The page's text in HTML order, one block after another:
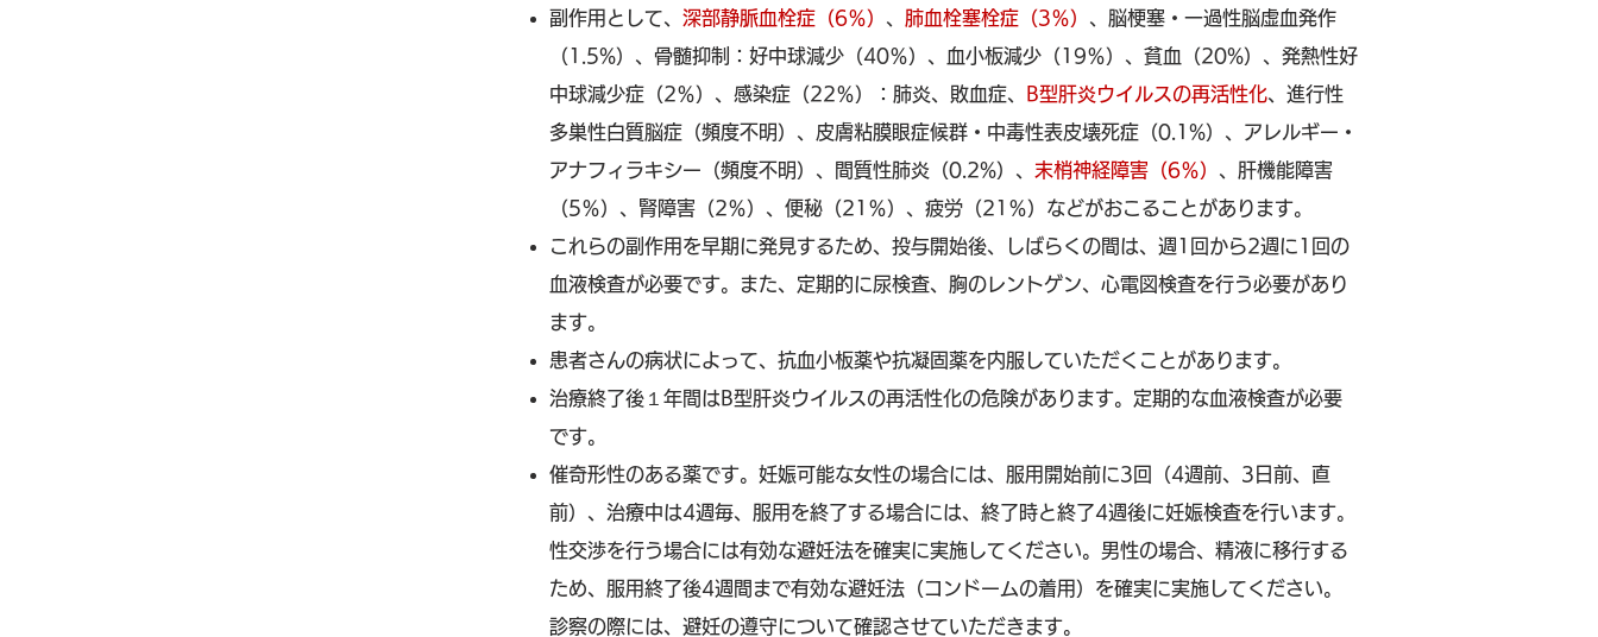
副作用として、 深部静脈血栓症（6％） 、 肺血栓塞栓症（3％） 、脳梗塞・一過性脳虚血発作
（1.5%）、骨髄抑制：好中球減少（40％）、血小板減少（19％）、貧血（20%）、発熱性好
中球減少症（2％）、感染症（22％）：肺炎、敗血症、
B型肝炎ウイルスの再活性化、進行性
多巣性白質脳症（頻度不明）、皮膚粘膜眼症候群・中毒性表皮壊死症（0.1%）、アレルギー・
アナフィラキシー（頻度不明）、間質性肺炎（0.2%）、 末梢神経障害（6％） 、肝機能障害
（5％）、腎障害（2％）、便秘（21％）、疲労（21％）などがおこることがあります。
これらの副作用を早期に発見するため、投与開始後、しばらくの間は、週1回から2週に1回の
血液検査が必要です。また、定期的に尿検査、胸のレントゲン、心電図検査を行う必要があり
ます。
患者さんの病状によって、抗血小板薬や抗凝固薬を内服していただくことがあります。
治療終了後１年間はB型肝炎ウイルスの再活性化の危険があります。定期的な血液検査が必要
です。
催奇形性のある薬です。妊娠可能な女性の場合には、服用開始前に3回（4週前、3日前、直
前）、治療中は4週毎、服用を終了する場合には、終了時と終了4週後に妊娠検査を行います。
性交渉を行う場合には有効な避妊法を確実に実施してください。男性の場合、精液に移行する
ため、服用終了後4週間まで有効な避妊法（コンドームの着用）を確実に実施してください。
診察の際には、避妊の遵守について確認させていただきます。